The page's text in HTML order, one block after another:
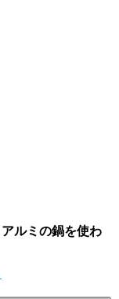
アルミの鍋を使わ